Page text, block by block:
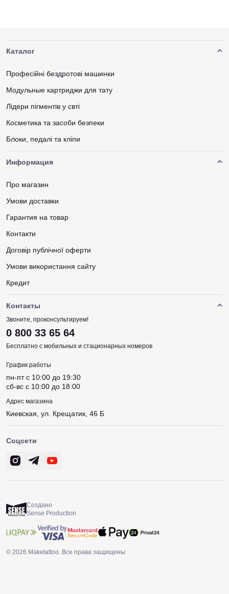
Каталог
Професійні бездротові машинки
Модульные картриджи для тату
Лідери пігментів у свті
Косметика та засоби безпеки
Блоки, педалі та кліпи
Информация
Про магазин
Умови доставки
Гарантия на товар
Контакти
Договір публічної оферти
Умови використання сайту
Кредит
Контакты
Звоните, проконсультируем!
0 800 33 65 64
Бесплатно с мобильных и стационарных номеров
График работы
пн-пт c 10:00 до 19:30
сб-вс c 10:00 до 18:00
Адрес магазина
Киевская, ул. Крещатик, 46 Б
Соцсети
Создано
Sense Production
© 2026 Maketattoo. Все права защищены